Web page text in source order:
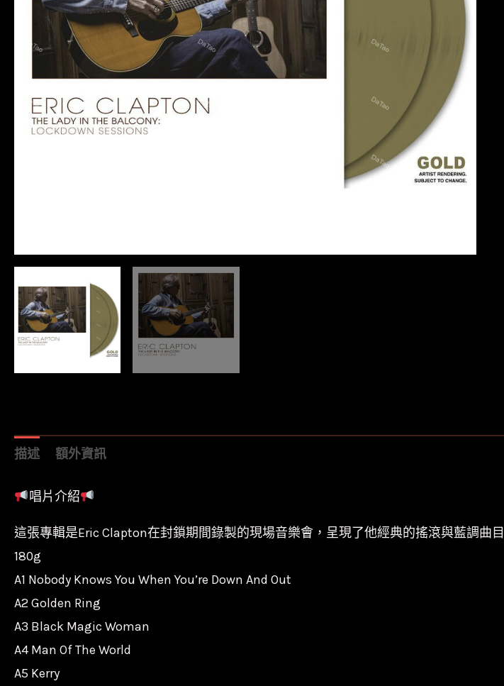
描述 額外資訊
唱片介紹
這張專輯是Eric Clapton在封鎖期間錄製的現場音樂會，呈現了他經典的搖滾與藍調曲目
180g
A1 Nobody Knows You When You’re Down And Out
A2 Golden Ring
A3 Black Magic Woman
A4 Man Of The World
A5 Kerry